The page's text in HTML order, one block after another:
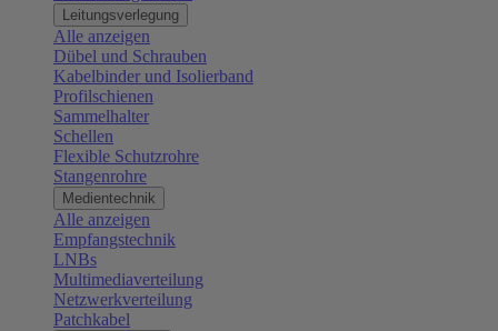
Leitungsverlegung
Alle anzeigen
Dübel und Schrauben
Kabelbinder und Isolierband
Profilschienen
Sammelhalter
Schellen
Flexible Schutzrohre
Stangenrohre
Medientechnik
Alle anzeigen
Empfangstechnik
LNBs
Multimediaverteilung
Netzwerkverteilung
Patchkabel